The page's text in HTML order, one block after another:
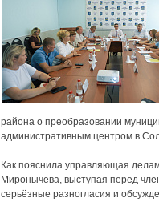
района о преобразовании
административным центром в
Как пояснила управляющая
Миронычева, выступая перед
серьёзные разногласия и